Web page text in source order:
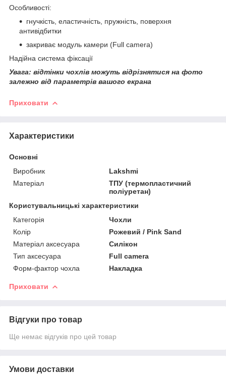
Особливості:
гнучкість, еластичність, пружність, поверхня
антивідбитки
закриває модуль камери (Full camera)
Надійна система фіксації
Увага: відтінки чохлів можуть відрізнятися на фото
залежно від параметрів вашого екрана
Приховати
Характеристики
Основні
Виробник
Lakshmi
Матеріал
ТПУ (термопластичний
поліуретан)
Користувальницькі характеристики
Категорія
Чохли
Колір
Рожевий / Pink Sand
Матеріал аксесуара
Силікон
Тип аксесуара
Full camera
Форм-фактор чохла
Накладка
Приховати
Відгуки про товар
Ще немає відгуків про цей товар
Умови доставки